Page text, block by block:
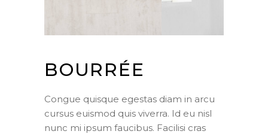
BOURRÉE
Congue quisque egestas diam in arcu
cursus euismod quis viverra. Id eu nisl
nunc mi ipsum faucibus. Facilisi cras